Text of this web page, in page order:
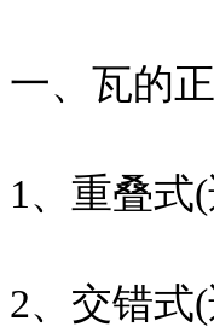
一、瓦的
1、重叠式
2、交错式